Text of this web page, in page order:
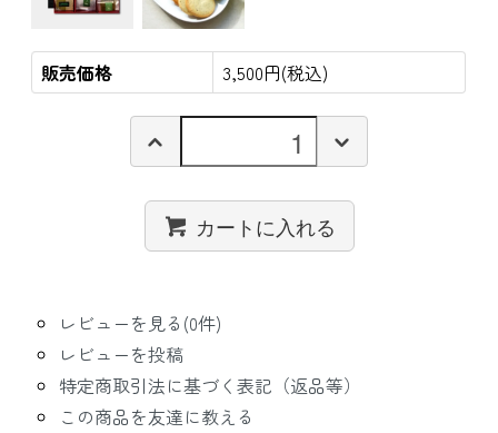
販売価格 3,500円(税込)
カートに入れる
レビューを見る(0件)
レビューを投稿
特定商取引法に基づく表記（返品等）
この商品を友達に教える